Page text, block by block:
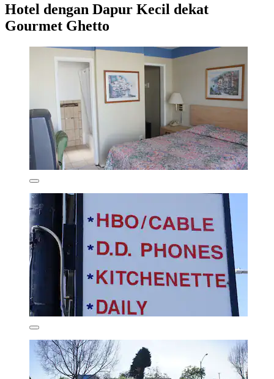
Hotel dengan Dapur Kecil dekat
Gourmet Ghetto